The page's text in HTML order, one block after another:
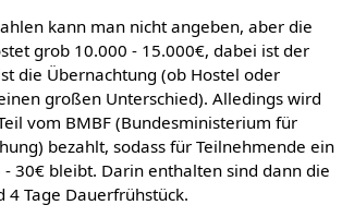
kann man nicht angeben, aber die
grob 10.000 - 15.000€, dabei ist der
die Übernachtung (ob Hostel oder
großen Unterschied). Alledings wird
vom BMBF (Bundesministerium für
bezahlt, sodass für Teilnehmende ein
- 30€ bleibt. Darin enthalten sind dann die
4 Tage Dauerfrühstück.